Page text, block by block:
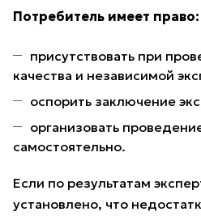
Потребитель имеет право:
присутствовать при
качества и независимой
оспорить заключение
организовать
самостоятельно.
Если по результатам
установлено, что